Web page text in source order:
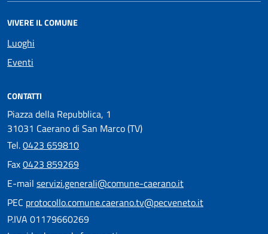
VIVERE IL COMUNE
Luoghi
Eventi
CONTATTI
Piazza della Repubblica, 1
31031 Caerano di San Marco (TV)
Tel.0423 659810
Fax0423 859269
E-mail servizi.generali@comune-caerano.it
PEC protocollo.comune.caerano.tv@pecveneto.it
P.IVA 01179660269